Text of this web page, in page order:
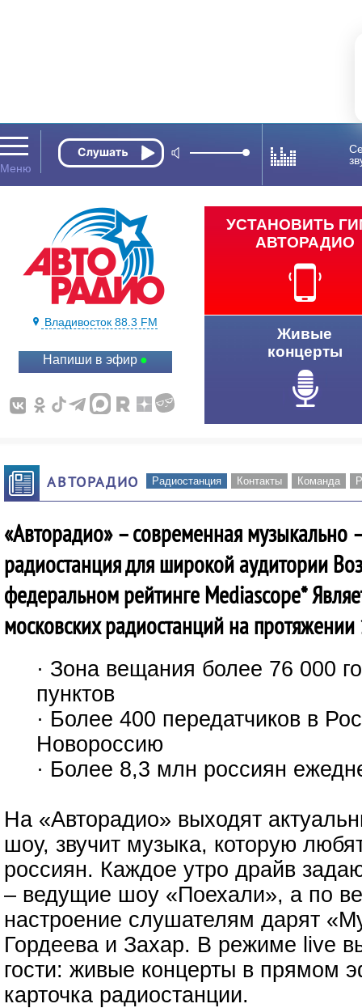
Владивосток 88.3 FM
Напиши в эфир
УСТАНОВИТЬ
АВТОРАДИО
Живые
концерты
АВТОРАДИО Радиостанция Контакты Команда
«Авторадио» – современная
радиостанция для широкой аудитории
федеральном рейтинге Mediascope*
московских радиостанций на протяжении
· Зона вещания более 76 000
пунктов
· Более 400 передатчиков в
Новороссию
· Более 8,3 млн россиян
На «Авторадио» выходят
шоу, звучит музыка, которую
россиян. Каждое утро драйв
– ведущие шоу «Поехали», а по
настроение слушателям дарят
Гордеева и Захар. В режиме live
гости: живые концерты в прямом
карточка радиостанции.